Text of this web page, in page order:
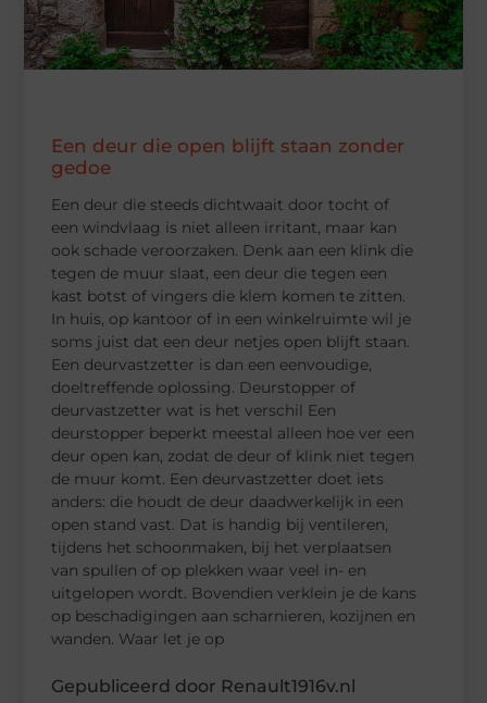
Een deur die open blijft staan zonder
gedoe
Een deur die steeds dichtwaait door tocht of
een windvlaag is niet alleen irritant, maar kan
ook schade veroorzaken. Denk aan een klink die
tegen de muur slaat, een deur die tegen een
kast botst of vingers die klem komen te zitten.
In huis, op kantoor of in een winkelruimte wil je
soms juist dat een deur netjes open blijft staan.
Een deurvastzetter is dan een eenvoudige,
doeltreffende oplossing. Deurstopper of
deurvastzetter wat is het verschil Een
deurstopper beperkt meestal alleen hoe ver een
deur open kan, zodat de deur of klink niet tegen
de muur komt. Een deurvastzetter doet iets
anders: die houdt de deur daadwerkelijk in een
open stand vast. Dat is handig bij ventileren,
tijdens het schoonmaken, bij het verplaatsen
van spullen of op plekken waar veel in- en
uitgelopen wordt. Bovendien verklein je de kans
op beschadigingen aan scharnieren, kozijnen en
wanden. Waar let je op
Gepubliceerd door Renault1916v.nl